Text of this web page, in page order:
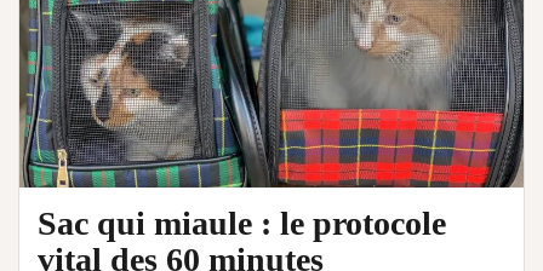
Sac qui miaule : le protocole
vital des 60 minutes